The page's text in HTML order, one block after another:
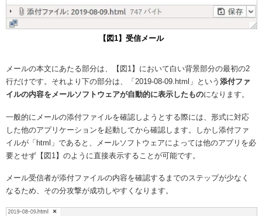
【図1】受信メール
メールの本文にあたる部分は、【図1】において白い背景部分の最初の2
行だけです。それより下の部分は、「2019-08-09.html」という 添付ファ
イルの内容をメールソフトウェアが自動的に表示したものになります。
一般的にメールの添付ファイルを確認しようとする際には、形式に対応
した他のアプリケーションを起動してから確認します。しかし添付ファ
イルが「html」であると、メールソフトウェアによっては他のアプリを必
要とせず【図1】のように直接表示することが可能です。
メール受信者が添付ファイルの内容を確認するまでのステップが少なく
なるため、その分攻撃が成功しやすくなります。